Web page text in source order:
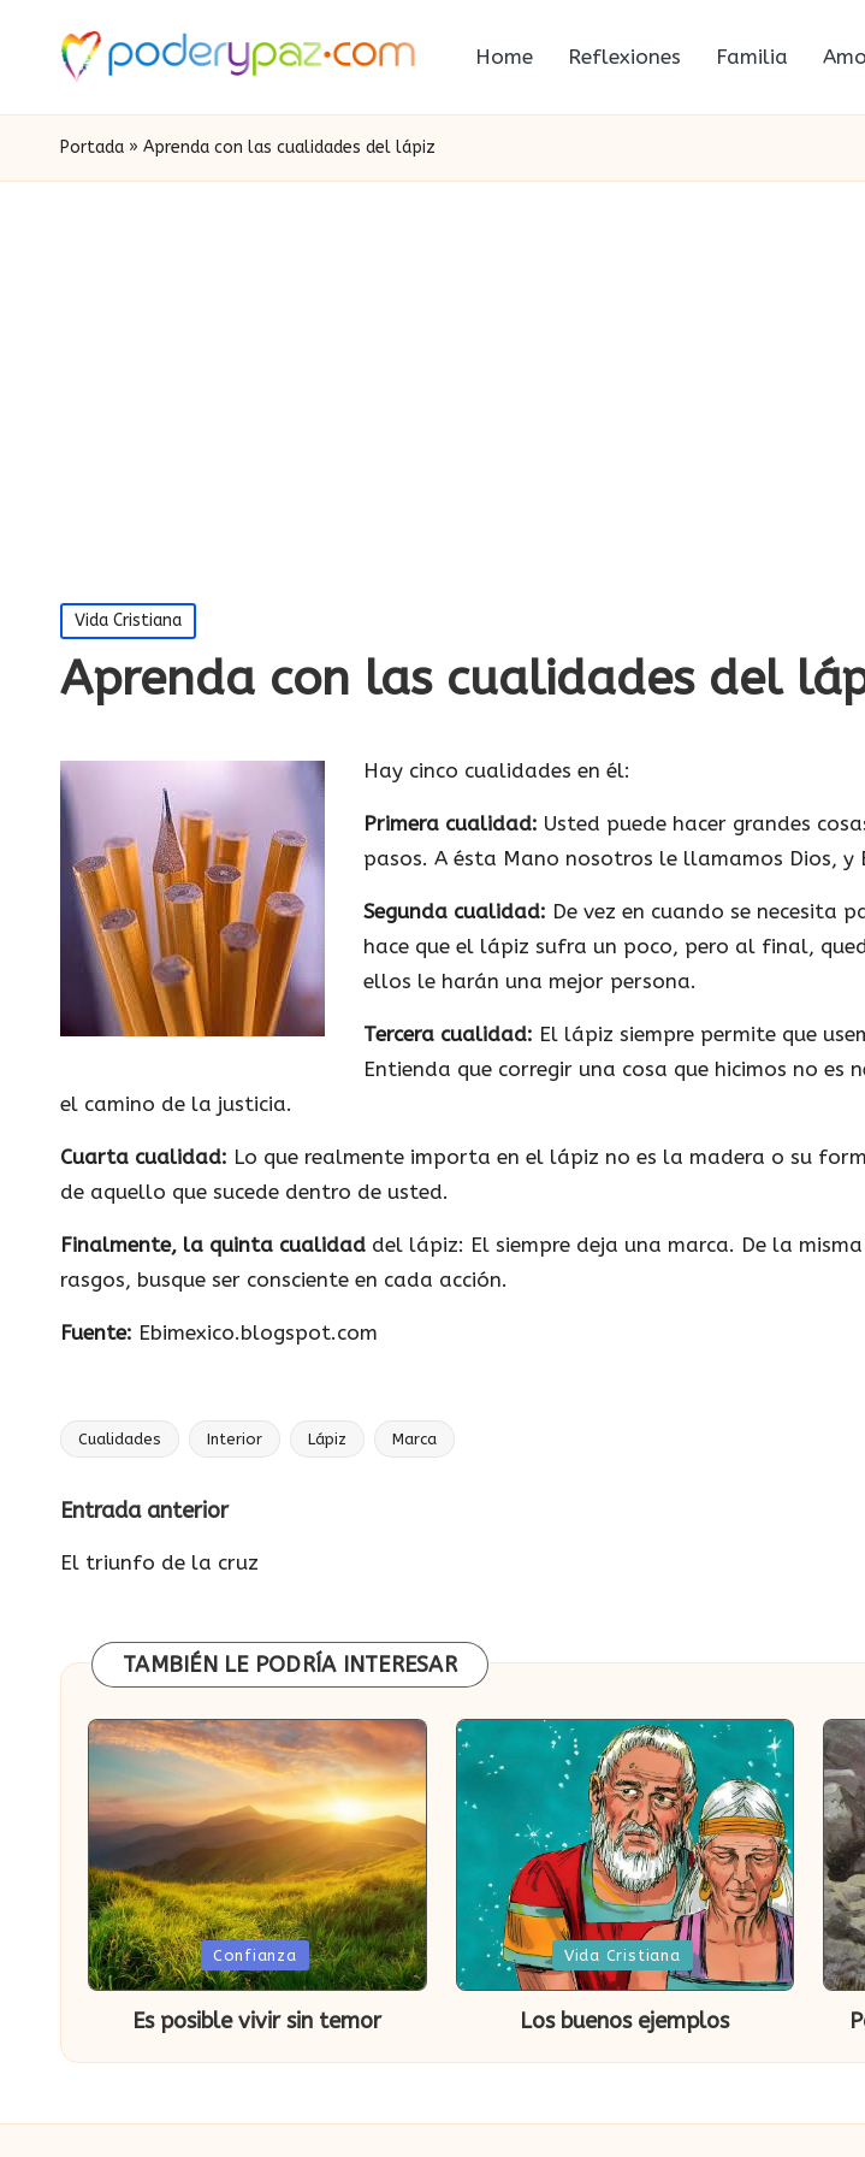
Home Reflexiones Familia
Portada » Aprenda con las cualidades del lápiz
Publicada
en
Vida Cristiana
Aprenda con las cualidades del
Hay cinco cualidades en él:
Primera cualidad: Usted puede hacer grandes
pasos. A ésta Mano nosotros le llamamos Dios, y
Segunda cualidad: De vez en cuando se necesita
hace que el lápiz sufra un poco, pero al final,
ellos le harán una mejor persona.
Tercera cualidad: El lápiz siempre permite que
Entienda que corregir una cosa que hicimos no
el camino de la justicia.
Cuarta cualidad: Lo que realmente importa en el lápiz no es la madera o su
de aquello que sucede dentro de usted.
Finalmente, la quinta cualidad del lápiz: El siempre deja una marca. De la
rasgos, busque ser consciente en cada acción.
Fuente: Ebimexico.blogspot.com
Etiquetas:
Cualidades Interior Lápiz Marca
Navegación
de
Entrada anterior
El triunfo de la cruz
TAMBIÉN LE PODRÍA INTERESAR
Publicada
en
Confianza
Es posible vivir sin temor
Publicada
Vida Cristiana
Los buenos ejemplos
en